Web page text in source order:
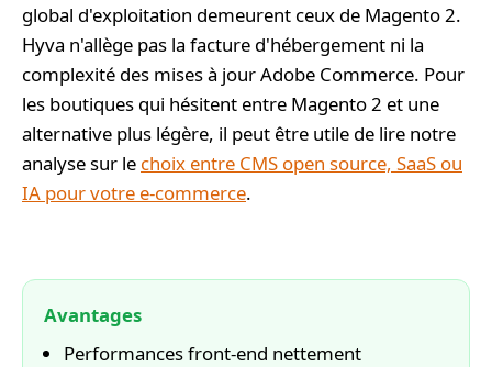
global d'exploitation demeurent ceux de Magento 2.
Hyva n'allège pas la facture d'hébergement ni la
complexité des mises à jour Adobe Commerce. Pour
les boutiques qui hésitent entre Magento 2 et une
alternative plus légère, il peut être utile de lire notre
analyse sur le choix entre CMS open source, SaaS ou
IA pour votre e-commerce.
Avantages
Performances front-end nettement